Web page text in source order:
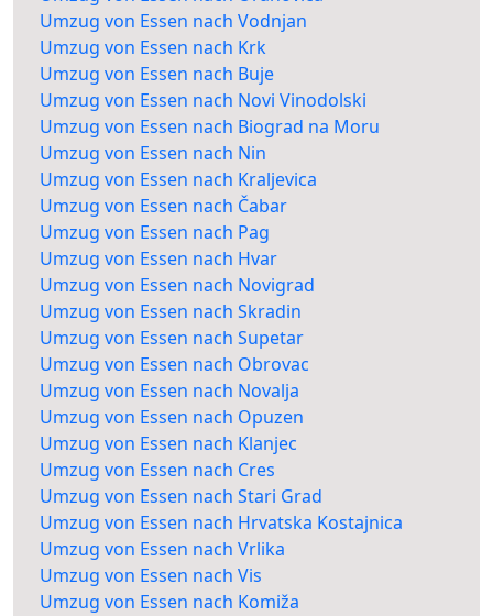
Umzug von Essen nach Vodnjan
Umzug von Essen nach Krk
Umzug von Essen nach Buje
Umzug von Essen nach Novi Vinodolski
Umzug von Essen nach Biograd na Moru
Umzug von Essen nach Nin
Umzug von Essen nach Kraljevica
Umzug von Essen nach Čabar
Umzug von Essen nach Pag
Umzug von Essen nach Hvar
Umzug von Essen nach Novigrad
Umzug von Essen nach Skradin
Umzug von Essen nach Supetar
Umzug von Essen nach Obrovac
Umzug von Essen nach Novalja
Umzug von Essen nach Opuzen
Umzug von Essen nach Klanjec
Umzug von Essen nach Cres
Umzug von Essen nach Stari Grad
Umzug von Essen nach Hrvatska Kostajnica
Umzug von Essen nach Vrlika
Umzug von Essen nach Vis
Umzug von Essen nach Komiža